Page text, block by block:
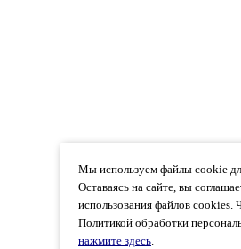
Мы используем файлы cookie
Оставаясь на сайте, вы
использования файлов cookies.
Политикой обработки
нажмите здесь.